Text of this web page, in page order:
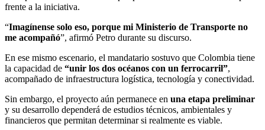
frente a la iniciativa.
“Imagínense solo eso, porque mi Ministerio de Transporte no
me acompañó”, afirmó Petro durante su discurso.
En ese mismo escenario, el mandatario sostuvo que Colombia tiene
la capacidad de “unir los dos océanos con un ferrocarril”,
acompañado de infraestructura logística, tecnología y conectividad.
Sin embargo, el proyecto aún permanece en una etapa preliminar
y su desarrollo dependerá de estudios técnicos, ambientales y
financieros que permitan determinar si realmente es viable.